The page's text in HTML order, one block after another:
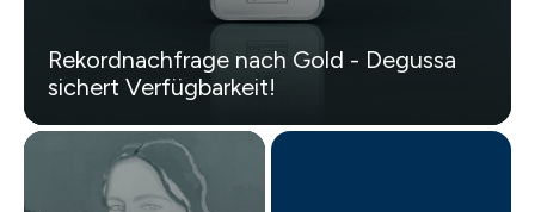
Rekordnachfrage nach Gold - Degussa
sichert Verfügbarkeit!